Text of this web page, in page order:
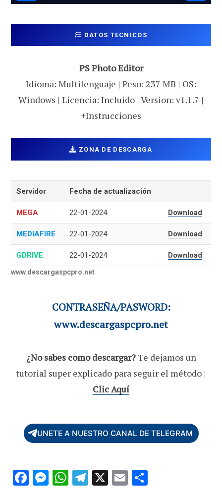
DATOS TECNICOS
PS Photo Editor
Idioma: Multilenguaje | Peso: 237 MB | OS:
Windows | Licencia: Incluido | Version: v1.1.7 |
+Instrucciones
ZONA DE DESCARGA
Servidor Fecha de actualización
MEGA 22-01-2024 Download
MEDIAFIRE 22-01-2024 Download
GDRIVE 22-01-2024 Download
www.descargaspcpro.net
CONTRASEÑA/PASWORD:
www.descargaspcpro.net
¿No sabes como descargar?Te dejamos un
tutorial super explicado para seguir el método |
Clic Aquí
UNETE A NUESTRO CANAL DE TELEGRAM
F M W T X E